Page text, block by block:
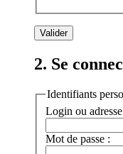
2. Se
Identifiants
Login ou
Mot de passe :